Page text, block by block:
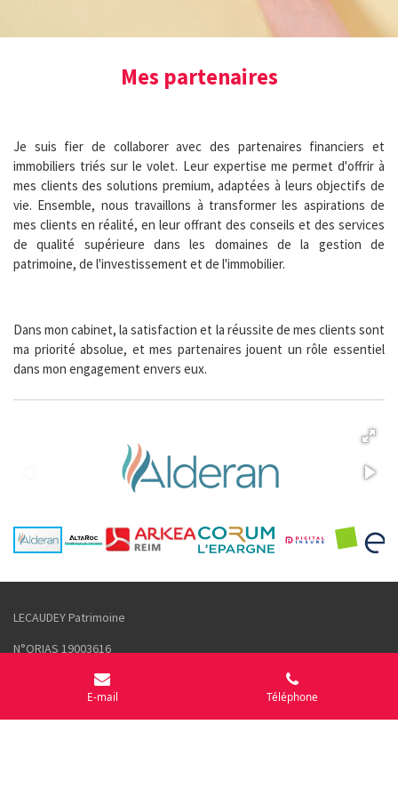
Mes partenaires
Je suis fier de collaborer avec des partenaires financiers et
immobiliers triés sur le volet. Leur expertise me permet d'offrir à
mes clients des solutions premium, adaptées à leurs objectifs de
vie. Ensemble, nous travaillons à transformer les aspirations de
mes clients en réalité, en leur offrant des conseils et des services
de qualité supérieure dans les domaines de la gestion de
patrimoine, de l'investissement et de l'immobilier.
Dans mon cabinet, la satisfaction et la réussite de mes clients sont
ma priorité absolue, et mes partenaires jouent un rôle essentiel
dans mon engagement envers eux.
LECAUDEY Patrimoine
N°ORIAS 19003616
lecaudey.patrimoine@gmail.com
E-mail Téléphone